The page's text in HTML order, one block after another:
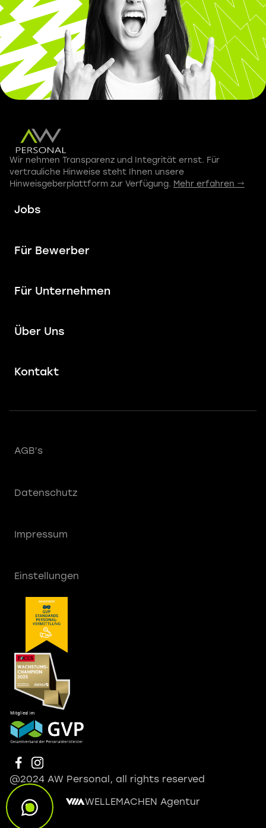
Wir nehmen Transparenz und Integrität ernst. Für
vertrauliche Hinweise steht Ihnen unsere
Hinweisgeberplattform zur Verfügung. Mehr erfahren →
Jobs
Für Bewerber
Für Unternehmen
Über Uns
Kontakt
@2024 AW Personal, all rights reserved
AGB’s
Datenschutz
Impressum
Einstellungen
WELLEMACHEN Agentur